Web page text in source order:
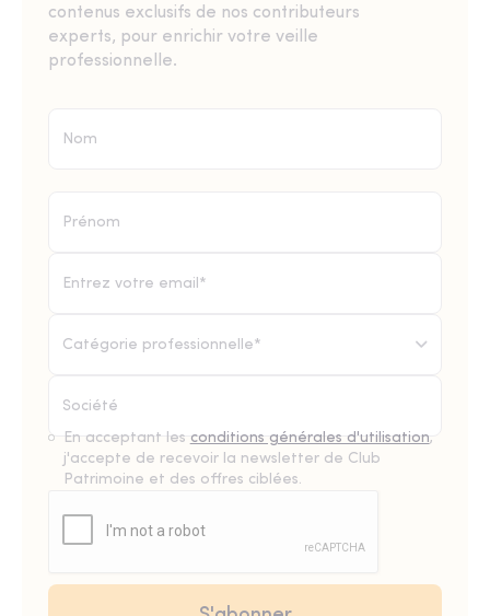
contenus exclusifs de nos contributeurs
experts, pour enrichir votre veille
professionnelle.
Catégorie professionnelle*
En acceptant les conditions générales d'utilisation,
j'accepte de recevoir la newsletter de Club
Patrimoine et des offres ciblées.